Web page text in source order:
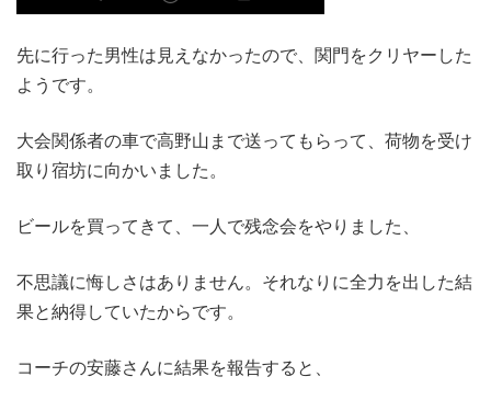
先に行った男性は見えなかったので、関門をクリヤーした
ようです。
大会関係者の車で高野山まで送ってもらって、荷物を受け
取り宿坊に向かいました。
ビールを買ってきて、一人で残念会をやりました、
不思議に悔しさはありません。それなりに全力を出した結
果と納得していたからです。
コーチの安藤さんに結果を報告すると、